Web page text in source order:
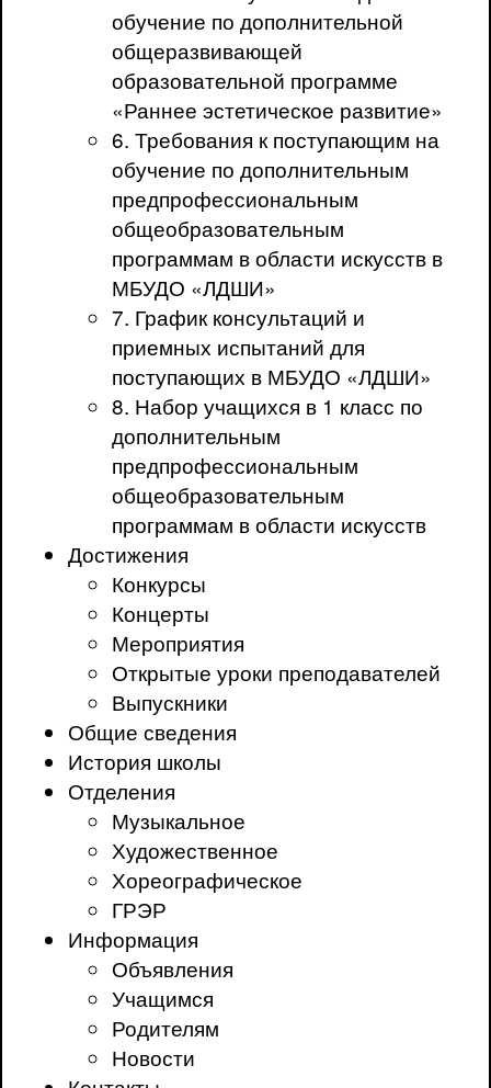
обучение по дополнительной
общеразвивающей
образовательной программе
«Раннее эстетическое развитие»
6. Требования к поступающим на
обучение по дополнительным
предпрофессиональным
общеобразовательным
программам в области искусств в
МБУДО «ЛДШИ»
7. График консультаций и
приемных испытаний для
поступающих в МБУДО «ЛДШИ»
8. Набор учащихся в 1 класс по
дополнительным
предпрофессиональным
общеобразовательным
программам в области искусств
Достижения
Конкурсы
Концерты
Мероприятия
Открытые уроки преподавателей
Выпускники
Общие сведения
История школы
Отделения
Музыкальное
Художественное
Хореографическое
ГРЭР
Информация
Объявления
Учащимся
Родителям
Новости